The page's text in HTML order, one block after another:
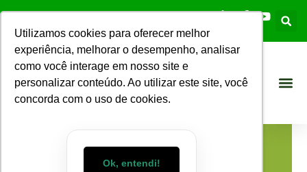
Utilizamos cookies para oferecer melhor
experiência, melhorar o desempenho, analisar
como você interage em nosso site e
personalizar conteúdo. Ao utilizar este site, você
concorda com o uso de cookies.
Ok, entendi!